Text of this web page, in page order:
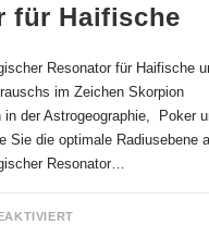
für Haifische
Resonator für Haifische
im Zeichen Skorpion
in der Astrogeographie, Poker
Sie die optimale Radiusebene
Resonator…
FÜR